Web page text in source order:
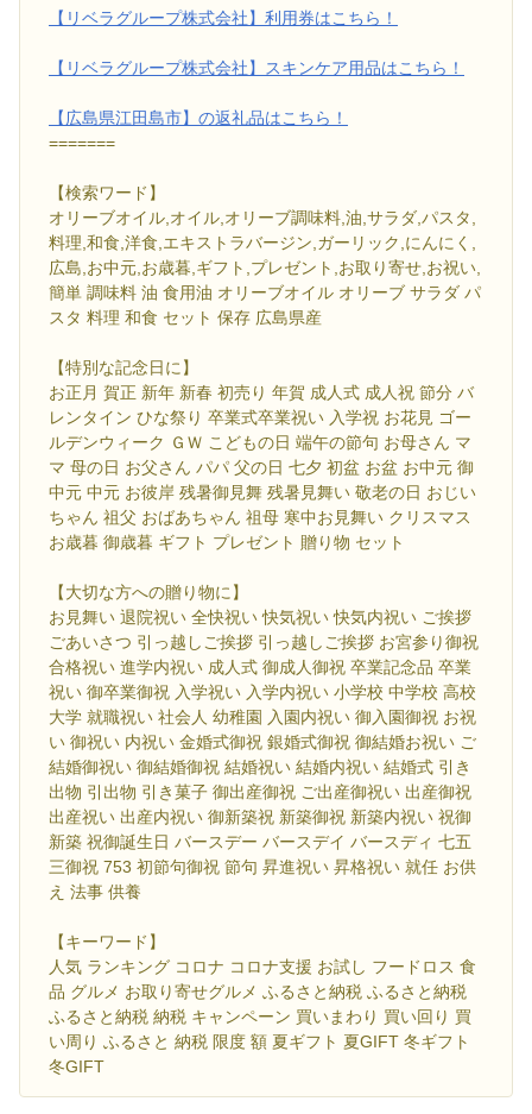
【リベラグループ株式会社】利用券はこちら！
【リベラグループ株式会社】スキンケア用品はこちら！
【広島県江田島市】の返礼品はこちら！
=======
【検索ワード】
オリーブオイル,オイル,オリーブ調味料,油,サラダ,パスタ,
料理,和食,洋食,エキストラバージン,ガーリック,にんにく,
広島,お中元,お歳暮,ギフト,プレゼント,お取り寄せ,お祝い,
簡単 調味料 油 食用油 オリーブオイル オリーブ サラダ パ
スタ 料理 和食 セット 保存 広島県産
【特別な記念日に】
お正月 賀正 新年 新春 初売り 年賀 成人式 成人祝 節分 バ
レンタイン ひな祭り 卒業式卒業祝い 入学祝 お花見 ゴー
ルデンウィーク ＧＷ こどもの日 端午の節句 お母さん マ
マ 母の日 お父さん パパ 父の日 七夕 初盆 お盆 お中元 御
中元 中元 お彼岸 残暑御見舞 残暑見舞い 敬老の日 おじい
ちゃん 祖父 おばあちゃん 祖母 寒中お見舞い クリスマス
お歳暮 御歳暮 ギフト プレゼント 贈り物 セット
【大切な方への贈り物に】
お見舞い 退院祝い 全快祝い 快気祝い 快気内祝い ご挨拶
ごあいさつ 引っ越しご挨拶 引っ越しご挨拶 お宮参り御祝
合格祝い 進学内祝い 成人式 御成人御祝 卒業記念品 卒業
祝い 御卒業御祝 入学祝い 入学内祝い 小学校 中学校 高校
大学 就職祝い 社会人 幼稚園 入園内祝い 御入園御祝 お祝
い 御祝い 内祝い 金婚式御祝 銀婚式御祝 御結婚お祝い ご
結婚御祝い 御結婚御祝 結婚祝い 結婚内祝い 結婚式 引き
出物 引出物 引き菓子 御出産御祝 ご出産御祝い 出産御祝
出産祝い 出産内祝い 御新築祝 新築御祝 新築内祝い 祝御
新築 祝御誕生日 バースデー バースデイ バースディ 七五
三御祝 753 初節句御祝 節句 昇進祝い 昇格祝い 就任 お供
え 法事 供養
【キーワード】
人気 ランキング コロナ コロナ支援 お試し フードロス 食
品 グルメ お取り寄せグルメ ふるさと納税 ふるさと納税
ふるさと納税 納税 キャンペーン 買いまわり 買い回り 買
い周り ふるさと 納税 限度 額 夏ギフト 夏GIFT 冬ギフト
冬GIFT